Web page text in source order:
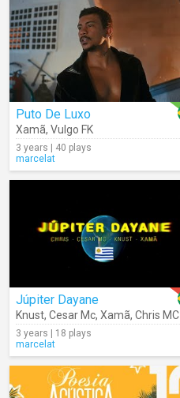
Puto De Luxo
Xamã, Vulgo FK
3 years | 40 plays
marcelat
Júpiter Dayane
Knust, Cesar Mc, Xamã, Chris MC
3 years | 18 plays
marcelat